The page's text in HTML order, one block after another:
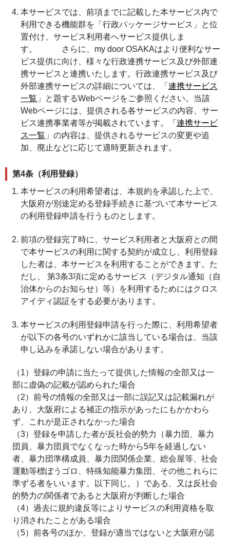
本サービスでは、前項までに記載した本サービス内で
利用できる機能群を「行政パッケージサービス」と位
置付け、サービス利用者へサービス提供しま
す。 さらに、my door OSAKAはより便利なサー
ビス提供に向け、様々な行政連携サービス及び外部連
携サービスと連携いたします。行政連携サービス及び
外部連携サービスの詳細については、「 連携サービス
一覧 」と題するWebページをご参照ください。当該
Webページには、提供される各サービスの内容、サー
ビス連携事業者等が掲載されています。「 連携サービ
ス一覧 」の内容は、提供されるサービスの変更や追
加、廃止などに応じて適時更新されます。
第4条（利用登録）
本サービスの利用希望者は、本規約を承認した上で、
大阪府が別途定める登録手続きに基づいて本サービス
の利用登録申請を行うものとします。
前項の登録完了時に、サービス利用者と大阪府との間
で本サービスの利用に関する契約が成立し、利用登録
した者は、本サービスを利用することができます。た
だし、 第3条3項に定めるサービス（デジタル通知（自
治体からのお知らせ）等）を利用するためにはクロス
アイディ認証をする必要があります。
本サービスの利用登録申請を行った際に、利用希望者
が以下の各号のいずれかに該当している場合は、当該
申し込みを承諾しない場合があります。
（1）登録の申請に当たって提供した情報の全部又は一
部に虚偽の記載が認められた場合
（2）前号の情報の全部又は一部に誤記又は記載漏れが
あり、大阪府による補正の指示があったにもかかわら
ず、これが是正されなかった場合
（3）登録を申請した者が反社会的勢力（暴力団、暴力
団員、暴力団員でなくなった時から5年を経過しない
者、暴力団準構成員、暴力団関係企業、総会屋等、社会
運動等標ぼうゴロ、特殊知能暴力集団、その他これらに
準ずる者をいいます。以下同じ。）である、又は反社会
的勢力の関係者であると大阪府が判断した場合
（4）過去に規約違反等によりサービスの利用資格を取
り消されたことがある場合
（5）前各号のほか、登録が適当ではないと大阪府が認